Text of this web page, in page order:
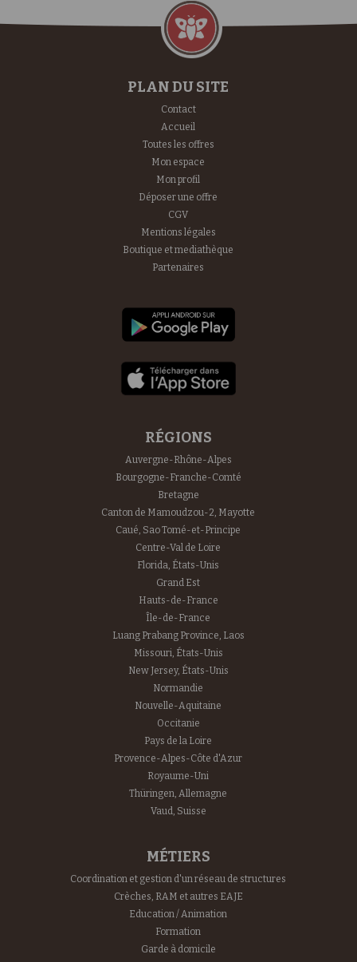
PLAN DU SITE
Contact
Accueil
Toutes les offres
Mon espace
Mon profil
Déposer une offre
CGV
Mentions légales
Boutique et mediathèque
Partenaires
RÉGIONS
Auvergne-Rhône-Alpes
Bourgogne-Franche-Comté
Bretagne
Canton de Mamoudzou-2, Mayotte
Caué, Sao Tomé-et-Principe
Centre-Val de Loire
Florida, États-Unis
Grand Est
Hauts-de-France
Île-de-France
Luang Prabang Province, Laos
Missouri, États-Unis
New Jersey, États-Unis
Normandie
Nouvelle-Aquitaine
Occitanie
Pays de la Loire
Provence-Alpes-Côte d'Azur
Royaume-Uni
Thüringen, Allemagne
Vaud, Suisse
MÉTIERS
Coordination et gestion d'un réseau de structures
Crèches, RAM et autres EAJE
Education / Animation
Formation
Garde à domicile